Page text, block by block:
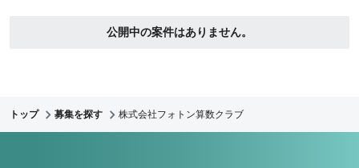
公開中の案件はありません。
トップ 募集を探す 株式会社フォトン算数クラブ